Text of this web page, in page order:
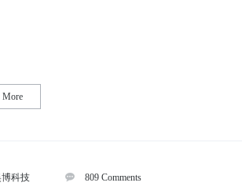
More
博科技 809 Comments